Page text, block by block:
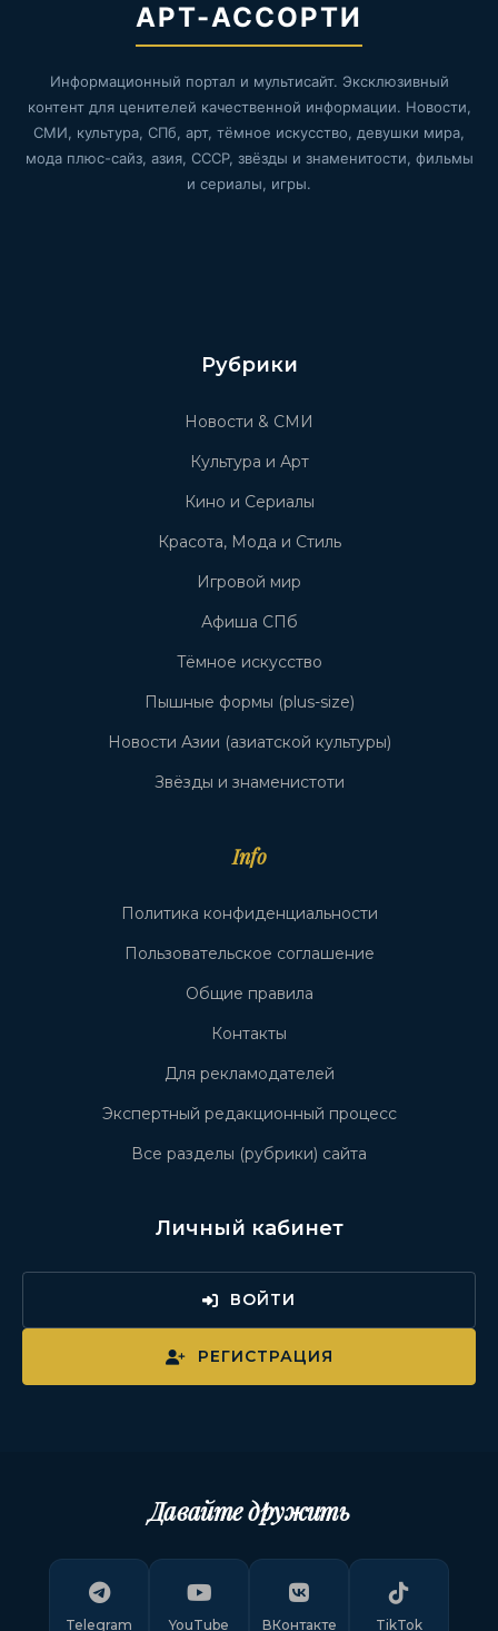
АРТ-АССОРТИ
Информационный портал и мультисайт. Эксклюзивный
контент для ценителей качественной информации. Новости,
СМИ, культура, СПб, арт, тёмное искусство, девушки мира,
мода плюс-сайз, азия, СССР, звёзды и знаменитости, фильмы
и сериалы, игры.
Рубрики
Новости & СМИ
Культура и Арт
Кино и Сериалы
Красота, Мода и Стиль
Игровой мир
Афиша СПб
Тёмное искусство
Пышные формы (plus-size)
Новости Азии (азиатской культуры)
Звёзды и знаменистоти
Info
Политика конфиденциальности
Пользовательское соглашение
Общие правила
Контакты
Для рекламодателей
Экспертный редакционный процесс
Все разделы (рубрики) сайта
Личный кабинет
ВОЙТИ
РЕГИСТРАЦИЯ
Давайте дружить
Telegram YouTube ВКонтакте TikTok